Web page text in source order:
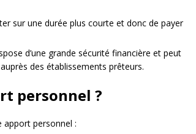
sur une durée plus courte et donc de payer
d’une grande sécurité financière et peut
des établissements prêteurs.
personnel ?
apport personnel :